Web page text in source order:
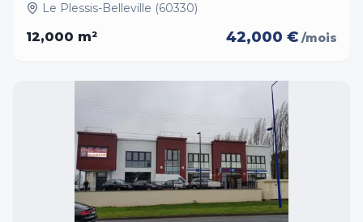
Le Plessis-Belleville (60330)
12,000 m² 42,000 € /mois